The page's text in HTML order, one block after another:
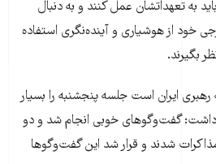
به تعهداتشان عمل کنند و به دنبال
خود از هوشیاری و آینده‌نگری استفاده
بگیرند.
ایران است جلسه پنجشنبه را بسیار
داشت: گفت‌وگوهای خوبی انجام شد و دو
شدند و قرار شد این گفت‌وگوها